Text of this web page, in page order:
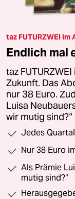
taz FUTURZWEI im
Endlich mal
taz
Zukunft. Das
nur 38 Euro.
Luisa
wir mutig
Jedes
Nur 38 Euro
Als Prämie
mutig sind?“